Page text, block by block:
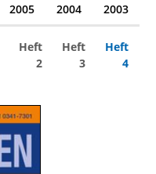
2005 2004 2003
Heft
2
Heft
3
Heft
4